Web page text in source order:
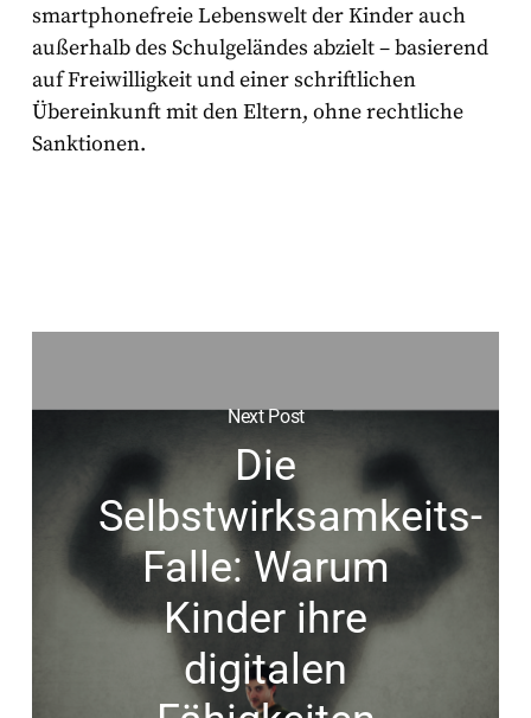
smartphonefreie Lebenswelt der Kinder auch
außerhalb des Schulgeländes abzielt – basierend
auf Freiwilligkeit und einer schriftlichen
Übereinkunft mit den Eltern, ohne rechtliche
Sanktionen.
Next Post
Die
Selbstwirksamkeits-
Falle: Warum
Kinder ihre
digitalen